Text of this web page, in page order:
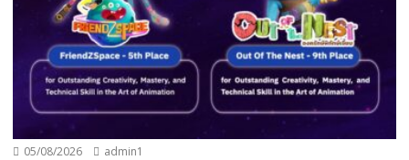
05/08/2026 admin1